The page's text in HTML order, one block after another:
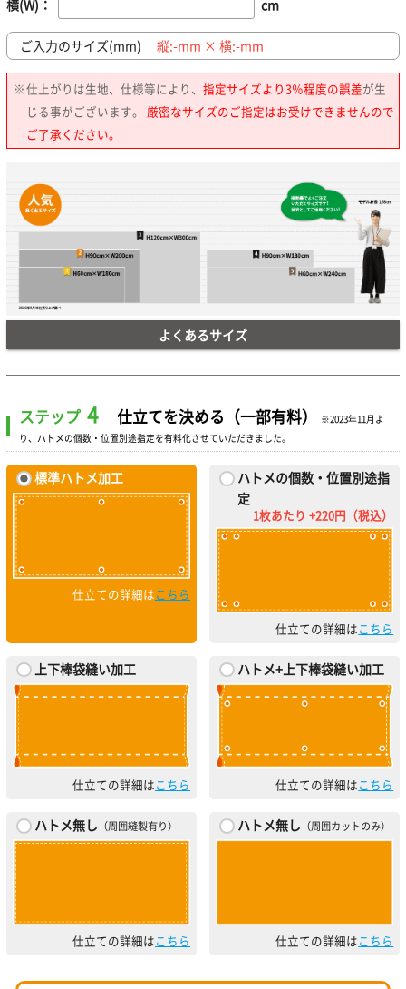
横(W)： cm
ご入力のサイズ(mm) 縦:-mm × 横:-mm
仕上がりは生地、仕様等により、 指定サイズより3％程度の誤差が生
じる事がございます。 厳密なサイズのご指定はお受けできませんので
ご了承ください。
よくあるサイズ
ステップ 4 仕立てを決める（一部有料）
※2023年11月よ
り、ハトメの個数・位置別途指定を有料化させていただきました。
標準ハトメ加工
仕立ての詳細はこちら
ハトメの個数・位置別途指
定
1枚あたり +220円（税込）
仕立ての詳細はこちら
上下棒袋縫い加工
仕立ての詳細はこちら
ハトメ+上下棒袋縫い加工
仕立ての詳細はこちら
ハトメ無し （周囲縫製有り）
仕立ての詳細はこちら
ハトメ無し （周囲カットのみ）
仕立ての詳細はこちら